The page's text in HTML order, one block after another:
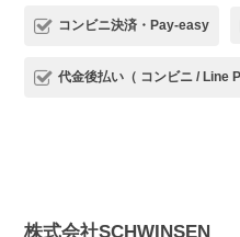
コンビニ決済・Pay-easy
代金後払い（ コンビニ / Line
株式会社SCHWINSEN